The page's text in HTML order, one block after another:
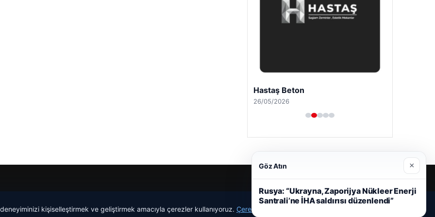
Hastaş Beton
26/05/2026
kişiselleştirmek ve geliştirmek amacıyla çerezler kullanıyoruz. Çerez Politikamız
Göz Atın ×
Rusya: “Ukrayna, Zaporijya Nükleer Enerji
Santrali’ne İHA saldırısı düzenlendi”